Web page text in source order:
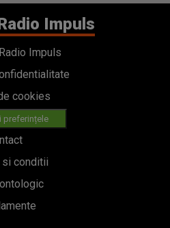
Impuls
Impuls
cookies
preferințele
si conditii